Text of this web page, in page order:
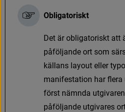
Obligatoriskt
Det är obligatoriskt att
påföljande ort som sär
källans layout eller typo
manifestation har fera
först nämnda utgivaren
påföljande utgivares or